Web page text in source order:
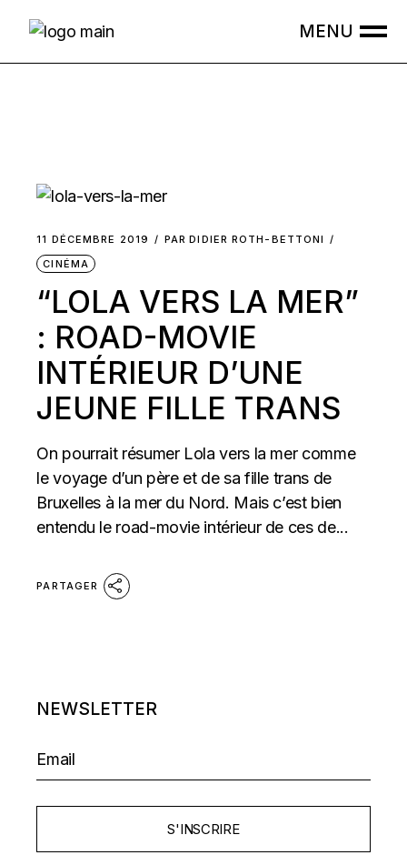
11 DÉCEMBRE 2019 PAR DIDIER ROTH-BETTONI
CINÉMA
“LOLA VERS LA MER”
: ROAD-MOVIE
INTÉRIEUR D’UNE
JEUNE FILLE TRANS
On pourrait résumer Lola vers la mer comme
le voyage d’un père et de sa fille trans de
Bruxelles à la mer du Nord. Mais c’est bien
entendu le road-movie intérieur de ces de...
PARTAGER
NEWSLETTER
S'INSCRIRE